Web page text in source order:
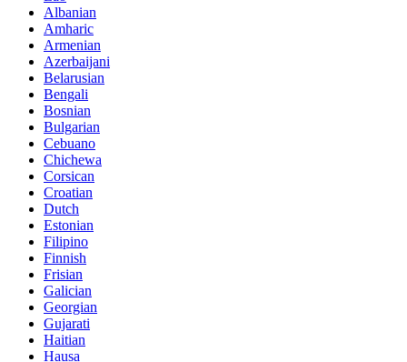
Albanian
Amharic
Armenian
Azerbaijani
Belarusian
Bengali
Bosnian
Bulgarian
Cebuano
Chichewa
Corsican
Croatian
Dutch
Estonian
Filipino
Finnish
Frisian
Galician
Georgian
Gujarati
Haitian
Hausa